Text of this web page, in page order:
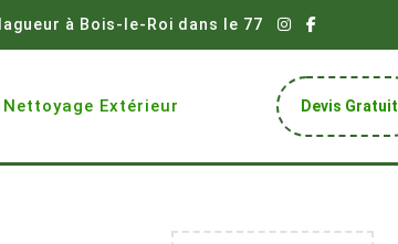
à Bois-le-Roi dans le 77
Nettoyage Extérieur Devis Gratuit